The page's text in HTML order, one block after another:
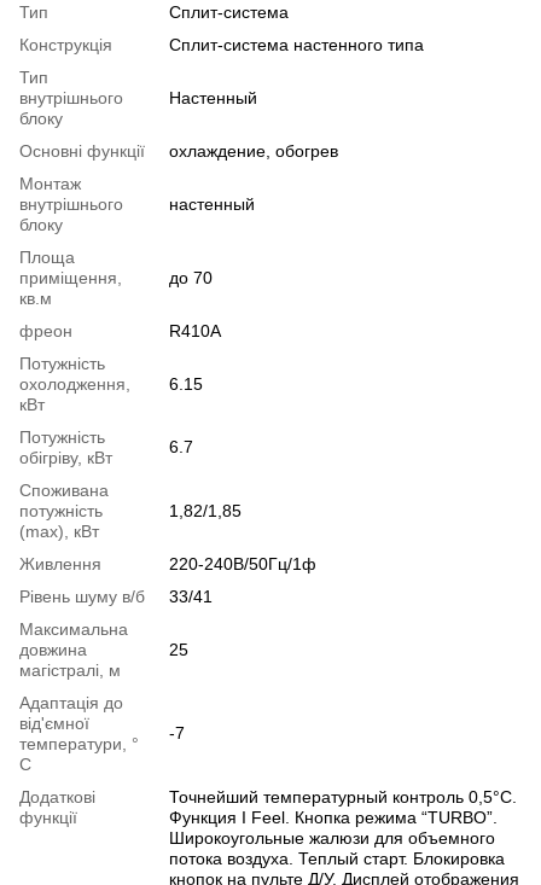
Тип
Сплит-система
Конструкція
Cплит-система настенного типа
Тип
внутрішнього
блоку
Настенный
Основні функції
охлаждение, обогрев
Монтаж
внутрішнього
блоку
настенный
Площа
приміщення,
кв.м
до 70
фреон
R410A
Потужність
охолодження,
кВт
6.15
Потужність
обігріву, кВт
6.7
Споживана
потужність
(max), кВт
1,82/1,85
Живлення
220-240В/50Гц/1ф
Рівень шуму в/б
33/41
Максимальна
довжина
магістралі, м
25
Адаптація до
від'ємної
температури, °
C
-7
Додаткові
функції
Точнейший температурный контроль 0,5°С.
Функция I Feel. Кнопка режима “TURBO”.
Широкоугольные жалюзи для объемного
потока воздуха. Теплый старт. Блокировка
кнопок на пульте Д/У. Дисплей отображения